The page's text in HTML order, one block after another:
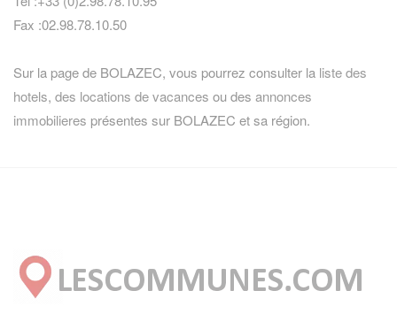
Fax :02.98.78.10.50
Sur la page de BOLAZEC, vous pourrez consulter la liste des
hotels, des locations de vacances ou des annonces
immobilieres présentes sur BOLAZEC et sa région.